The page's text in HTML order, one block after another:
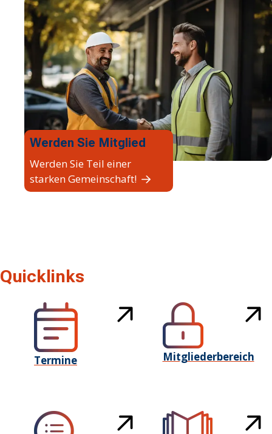
Werden Sie Mitglied
Werden Sie Teil einer
starken Gemeinschaft!
Quicklinks
Termine Mitgliederbereich